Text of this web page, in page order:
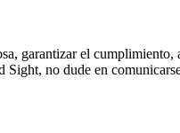
garantizar el
no dude en